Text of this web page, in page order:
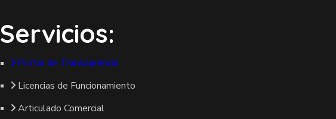
Servicios:
Portal de Transparencia
Licencias de Funcionamiento
Articulado Comercial